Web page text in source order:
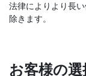
法律によりより長
除きます。
お客様の選